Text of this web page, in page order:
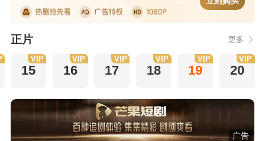
正片 更多
15
VIP
16
VIP
17
VIP
18
VIP
19
VIP
20
VIP
广告